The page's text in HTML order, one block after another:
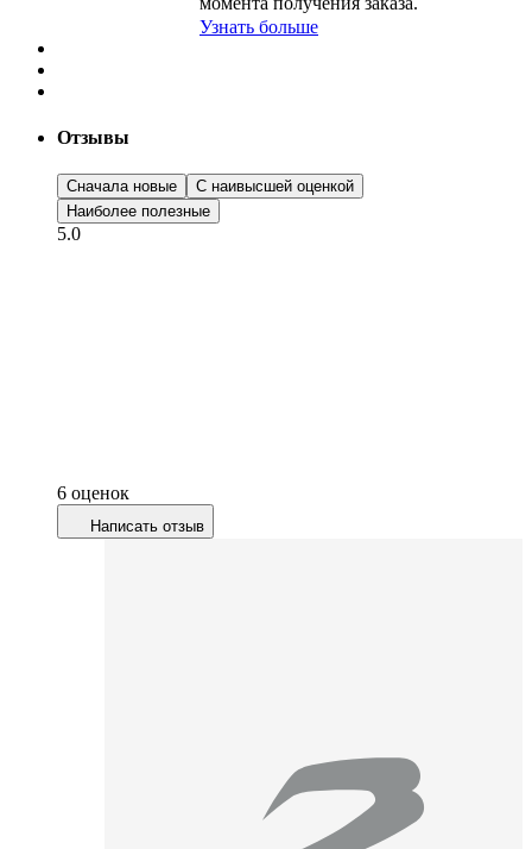
Узнать больше
Отзывы
Сначала новые
С наивысшей оценкой
Наиболее полезные
5.0
6 оценок
Написать отзыв